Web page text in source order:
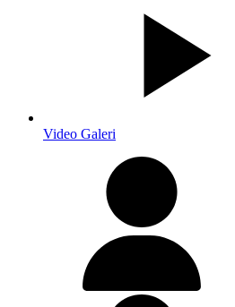
Video Galeri